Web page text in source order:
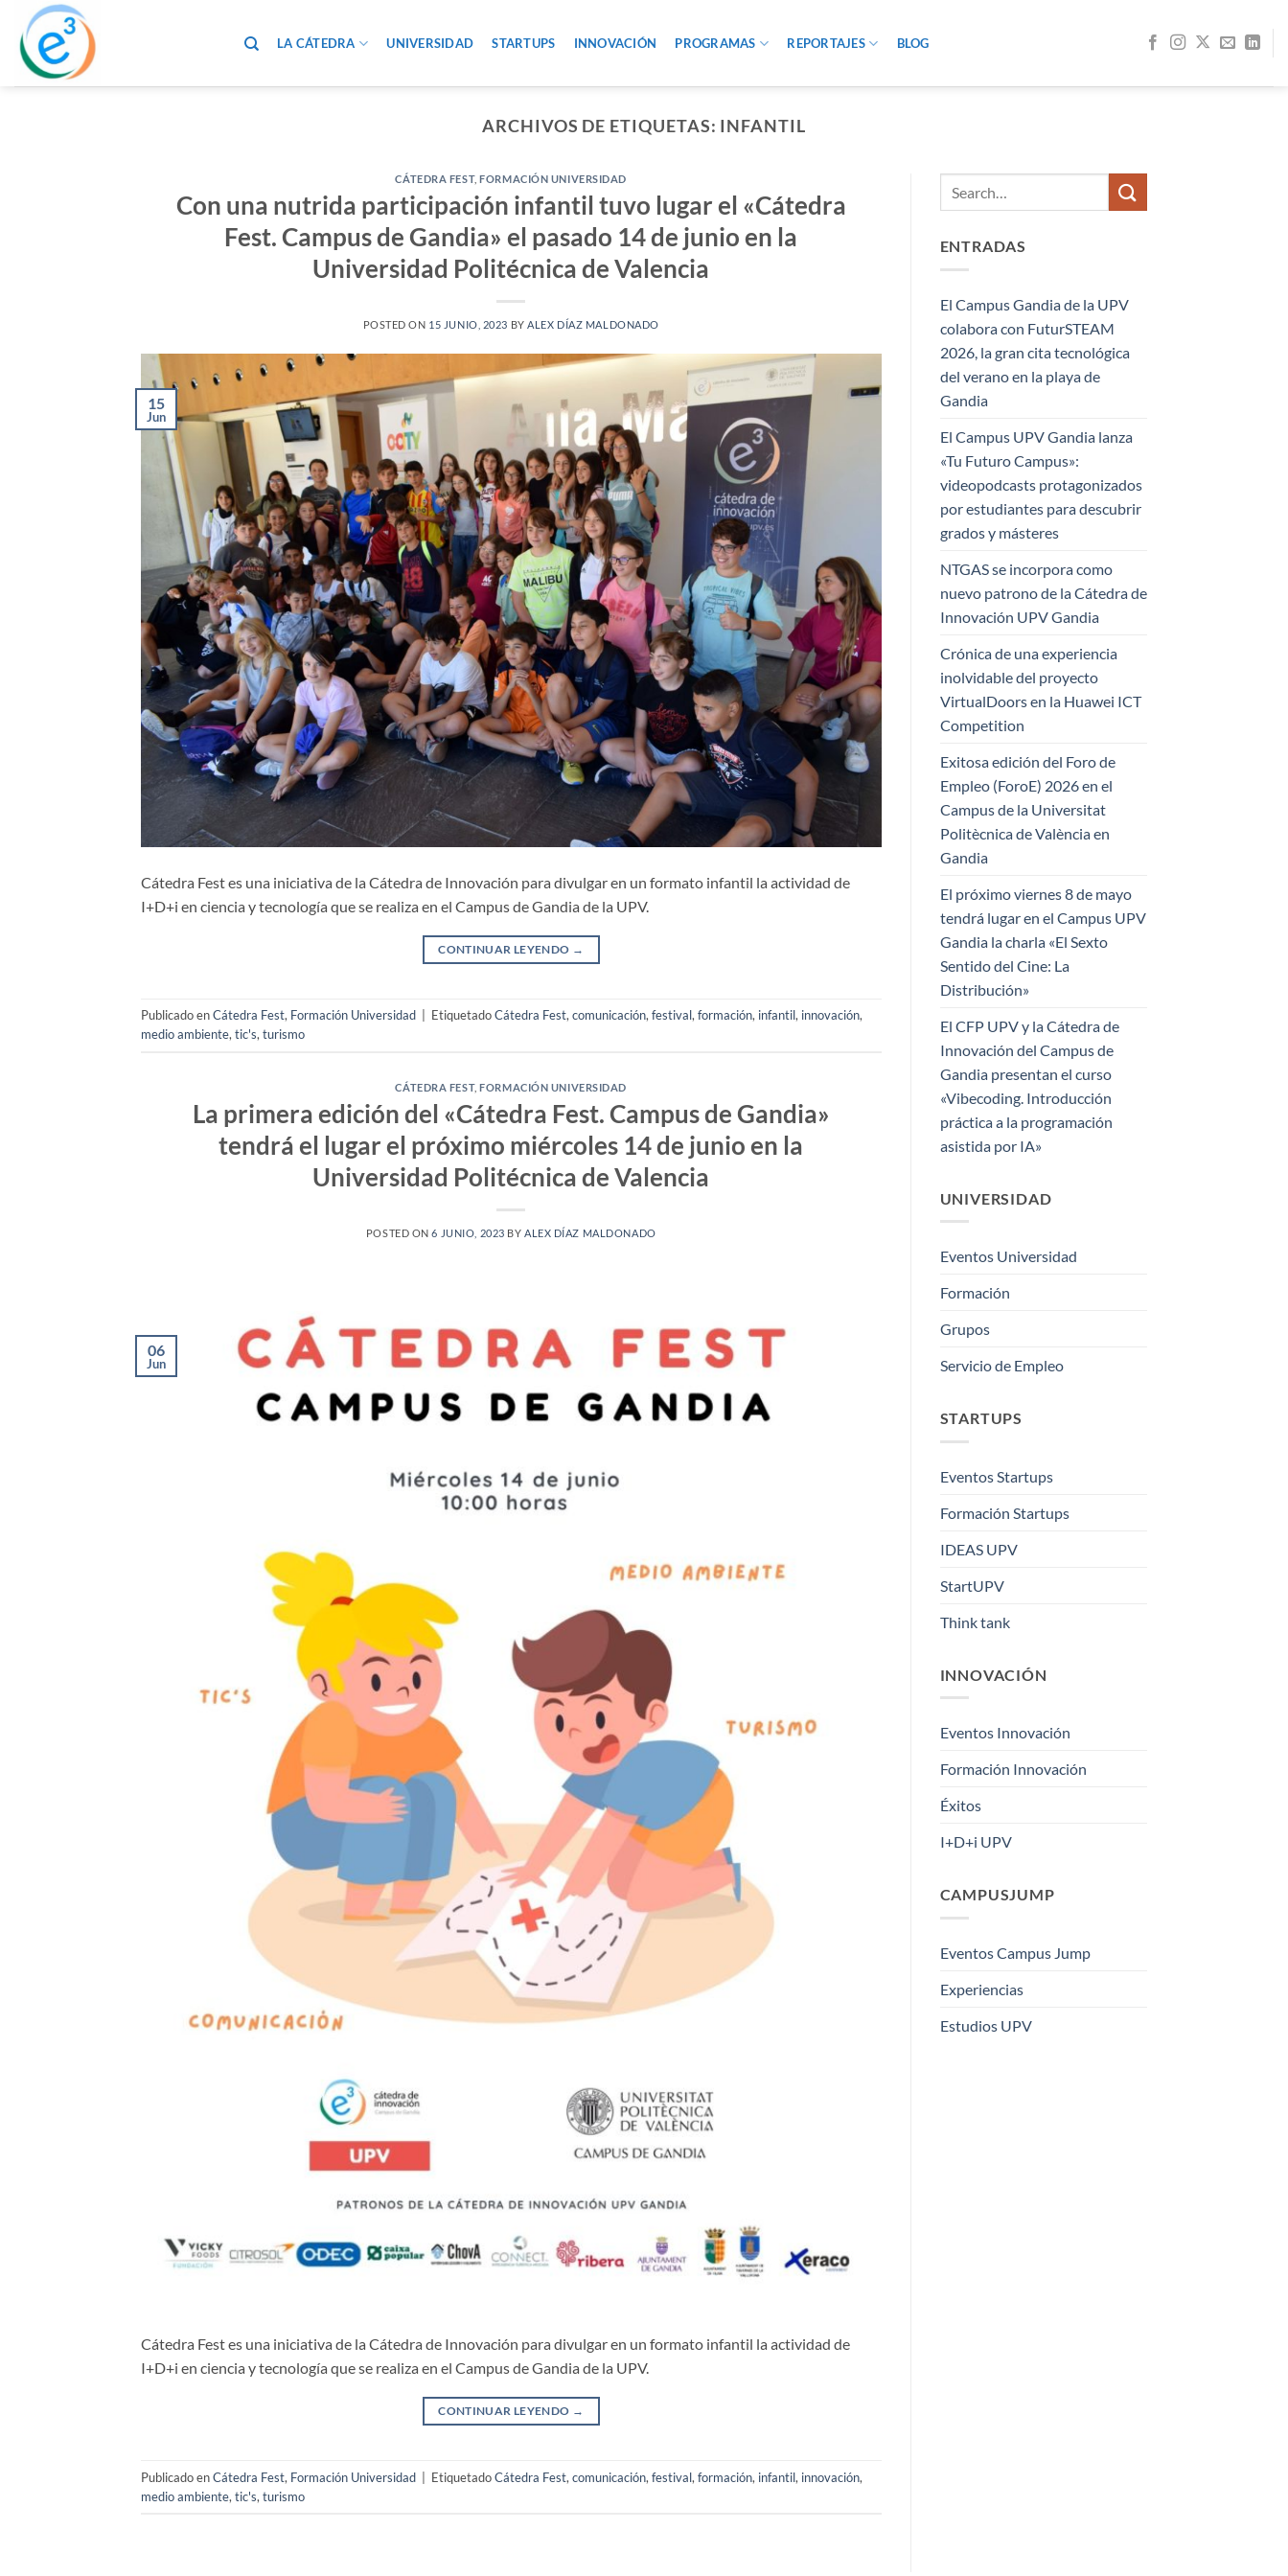
Saltar
contenido
LA CÁTEDRA UNIVERSIDAD STARTUPS INNOVACIÓN PROGRAMAS REPORTAJES BLOG
ARCHIVOS DE ETIQUETAS: INFANTIL
CÁTEDRA FEST,FORMACIÓN UNIVERSIDAD
Con una nutrida participación infantil tuvo lugar el «Cátedra
Fest. Campus de Gandia» el pasado 14 de junio en la
Universidad Politécnica de Valencia
POSTED ON 15 JUNIO, 2023 BYALEX DÍAZ MALDONADO
15
Jun
Cátedra Fest es una iniciativa de la Cátedra de Innovación para divulgar en un formato infantil la actividad de
I+D+i en ciencia y tecnología que se realiza en el Campus de Gandia de la UPV.
CONTINUAR LEYENDO →
Publicado enCátedra Fest, Formación Universidad EtiquetadoCátedra Fest,comunicación,festival,formación, infantil, innovación,
medio ambiente,tic's,turismo
CÁTEDRA FEST,FORMACIÓN UNIVERSIDAD
La primera edición del «Cátedra Fest. Campus de Gandia»
tendrá el lugar el próximo miércoles 14 de junio en la
Universidad Politécnica de Valencia
POSTED ON6 JUNIO, 2023 BY ALEX DÍAZ MALDONADO
06
Jun
Cátedra Fest es una iniciativa de la Cátedra de Innovación para divulgar en un formato infantil la actividad de
I+D+i en ciencia y tecnología que se realiza en el Campus de Gandia de la UPV.
CONTINUAR LEYENDO →
Publicado enCátedra Fest, Formación Universidad EtiquetadoCátedra Fest, comunicación, festival, formación, infantil, innovación,
medio ambiente, tic's, turismo
ENTRADAS
El Campus Gandia de la UPV
colabora con FuturSTEAM
2026, la gran cita tecnológica
del verano en la playa de
Gandia
El Campus UPV Gandia lanza
«Tu Futuro Campus»:
videopodcasts protagonizados
por estudiantes para descubrir
grados y másteres
NTGAS se incorpora como
nuevo patrono de la Cátedra de
Innovación UPV Gandia
Crónica de una experiencia
inolvidable del proyecto
VirtualDoors en la Huawei ICT
Competition
Exitosa edición del Foro de
Empleo (ForoE) 2026 en el
Campus de la Universitat
Politècnica de València en
Gandia
El próximo viernes 8 de mayo
tendrá lugar en el Campus UPV
Gandia la charla «El Sexto
Sentido del Cine: La
Distribución»
El CFP UPV y la Cátedra de
Innovación del Campus de
Gandia presentan el curso
«Vibecoding. Introducción
práctica a la programación
asistida por IA»
UNIVERSIDAD
Eventos Universidad
Formación
Grupos
Servicio de Empleo
STARTUPS
Eventos Startups
Formación Startups
IDEAS UPV
StartUPV
Think tank
INNOVACIÓN
Eventos Innovación
Formación Innovación
Éxitos
I+D+i UPV
CAMPUSJUMP
Eventos Campus Jump
Experiencias
Estudios UPV